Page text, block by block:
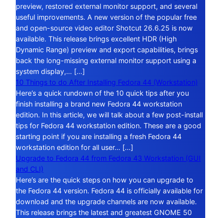
preview, restored external monitor support, and several
useful improvements. A new version of the popular free
and open-source video editor Shotcut 26.6.25 is now
available. This release brings excellent HDR (High
Dynamic Range) preview and export capabilities, brings
back the long-missing external monitor support using a
system display,… […]
10 Things to do After Installing Fedora 44 (Workstation)
Here’s a quick rundown of the 10 quick tips after you
finish installing a brand new Fedora 44 workstation
edition. In this article, we will talk about a few post-install
tips for Fedora 44 workstation edition. These are a good
starting point if you are installing a fresh Fedora 44
workstation edition for all user… […]
Upgrade to Fedora 44 from Fedora 43 Workstation (GUI
and CLI)
Here’s are the quick steps on how you can upgrade to
the Fedora 44 version. Fedora 44 is officially available for
download and the upgrade channels are now available.
This release brings the latest and greatest GNOME 50